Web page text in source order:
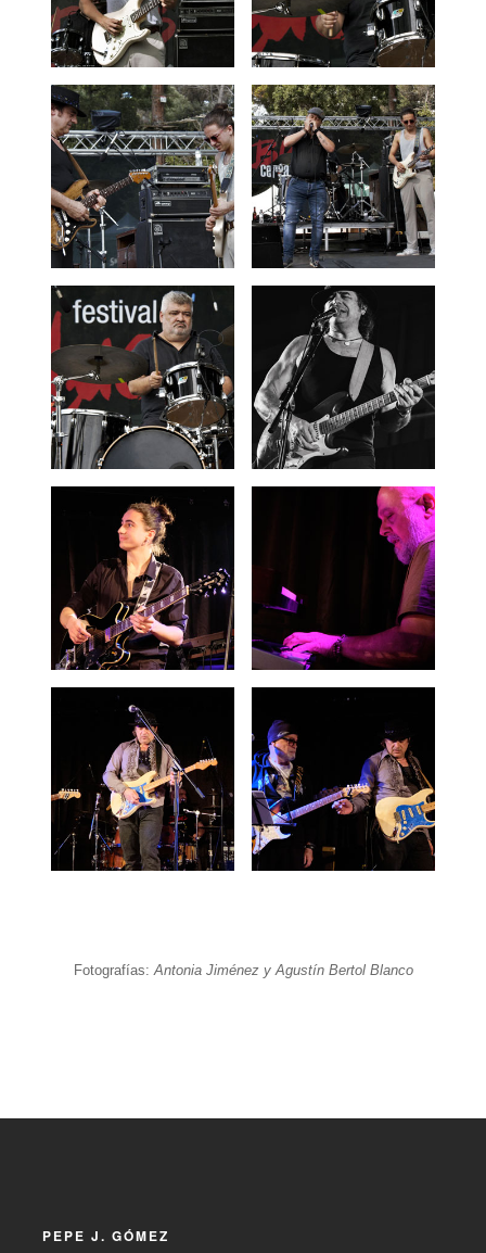
Fotografías:Antonia Jiménez y Agustín Bertol Blanco
PEPE J. GÓMEZ